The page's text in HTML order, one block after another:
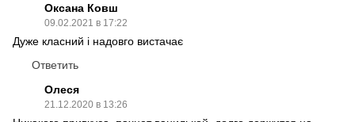
Оксана Ковш
09.02.2021 в 17:22
Дуже класний і надовго вистачає
Ответить
Олеся
21.12.2020 в 13:26